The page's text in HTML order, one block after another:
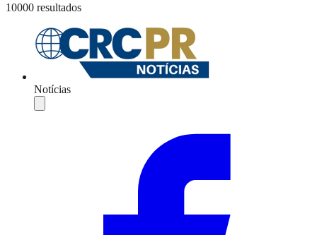
10000 resultados
Notícias
Compartilhar